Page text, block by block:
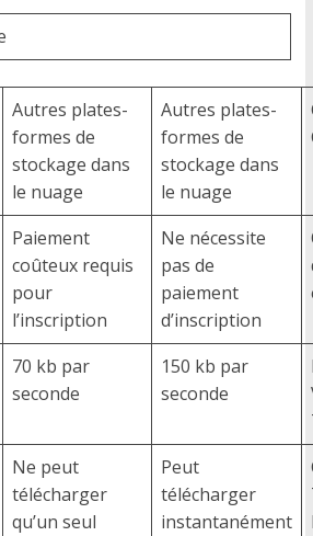
Autres plates-
formes de
stockage dans
le nuage
Autres plates-
formes de
stockage dans
le nuage
Paiement
coûteux requis
pour
l’inscription
Ne nécessite
pas de
paiement
d’inscription
70 kb par
seconde
150 kb par
seconde
Ne peut
télécharger
qu’un seul
Peut
télécharger
instantanément